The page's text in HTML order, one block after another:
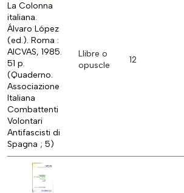
La Colonna
italiana.
Álvaro López
(ed.). Roma :
AICVAS, 1985.
51 p.
(Quaderno.
Associazione
Italiana
Combattenti
Volontari
Antifascisti di
Spagna ; 5)
Llibre o
opuscle
12